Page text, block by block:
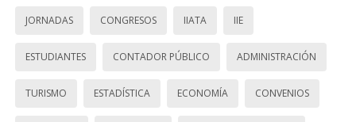
JORNADAS CONGRESOS IIATA IIE
ESTUDIANTES CONTADOR PÚBLICO ADMINISTRACIÓN
TURISMO ESTADÍSTICA ECONOMÍA CONVENIOS